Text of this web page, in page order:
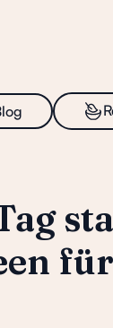
für